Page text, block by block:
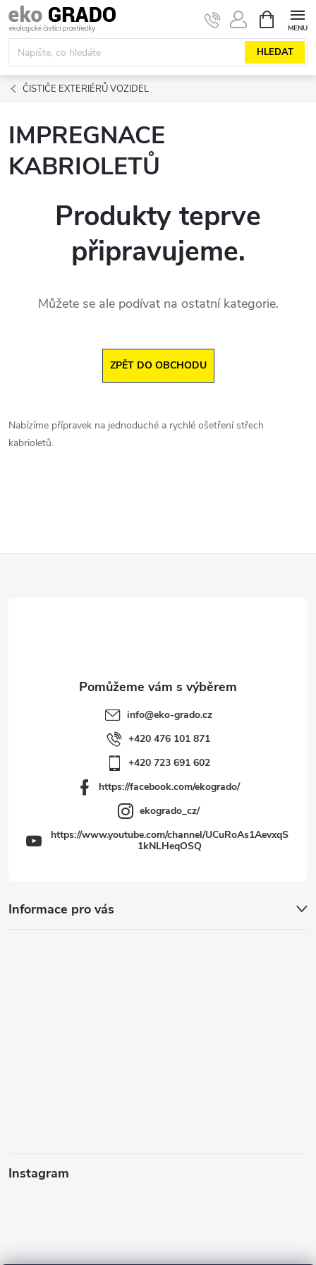
Přejít
na
obsah
HLEDAT
NÁKUPNÍ
KOŠÍK
ČISTIČE EXTERIÉRŮ VOZIDEL
IMPREGNACE
KABRIOLETŮ
Produkty teprve
připravujeme.
Můžete se ale podívat na ostatní kategorie.
ZPĚT DO OBCHODU
Nabízíme přípravek na jednoduché a rychlé ošetření střech
kabrioletů.
Informace pro vás
info@eko-grado.cz
+420 476 101 871
+420 723 691 602
https://facebook.com/ekogrado/
ekogrado_cz/
https://www.youtube.com/channel/UCuRoAs1AevxqS
1kNLHeqOSQ
Instagram